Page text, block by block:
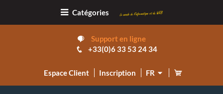
Catégories
Support en ligne
+33(0)6 33 53 24 34
Espace Client Inscription FR